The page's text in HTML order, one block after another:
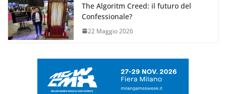
The Algoritm Creed: il futuro del
Confessionale?
22 Maggio 2026